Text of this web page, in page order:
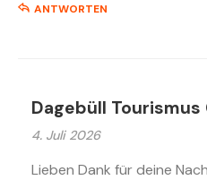
ANTWORTEN
Dagebüll Tourismus
4. Juli 2026
Lieben Dank für deine